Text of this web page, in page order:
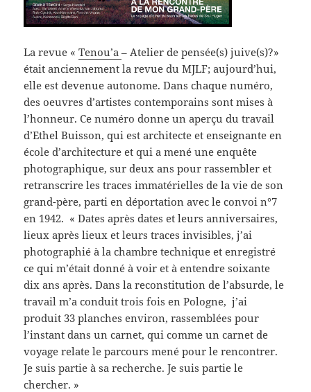
La revue «Tenou’a– Atelier de pensée(s) juive(s)?»
était anciennement la revue du MJLF; aujourd’hui,
elle est devenue autonome. Dans chaque numéro,
des oeuvres d’artistes contemporains sont mises à
l’honneur. Ce numéro donne un aperçu du travail
d’Ethel Buisson, qui est architecte et enseignante en
école d’architecture et qui a mené une enquête
photographique, sur deux ans pour rassembler et
retranscrire les traces immatérielles de la vie de son
grand-père, parti en déportation avec le convoi n°7
en 1942. « Dates après dates et leurs anniversaires,
lieux après lieux et leurs traces invisibles, j’ai
photographié à la chambre technique et enregistré
ce qui m’était donné à voir et à entendre soixante
dix ans après. Dans la reconstitution de l’absurde, le
travail m’a conduit trois fois en Pologne, j’ai
produit 33 planches environ, rassemblées pour
l’instant dans un carnet, qui comme un carnet de
voyage relate le parcours mené pour le rencontrer.
Je suis partie à sa recherche. Je suis partie le
chercher. »